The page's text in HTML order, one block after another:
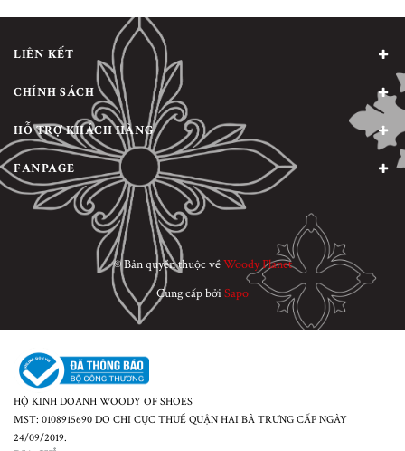
LIÊN KẾT
CHÍNH SÁCH
HỖ TRỢ KHÁCH HÀNG
FANPAGE
© Bản quyền thuộc vềWoody Planet
Cung cấp bởiSapo
HỘ KINH DOANH WOODY OF SHOES
MST: 0108915690 DO CHI CỤC THUẾ QUẬN HAI BÀ TRƯNG CẤP NGÀY
24/09/2019.